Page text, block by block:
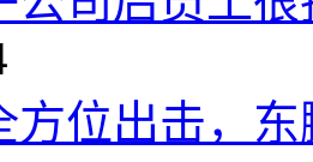
方位出击，